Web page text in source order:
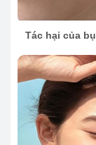
Tác hại của